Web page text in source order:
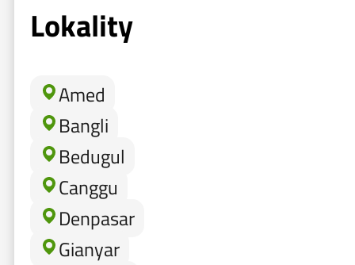
Lokality
Amed
Bangli
Bedugul
Canggu
Denpasar
Gianyar